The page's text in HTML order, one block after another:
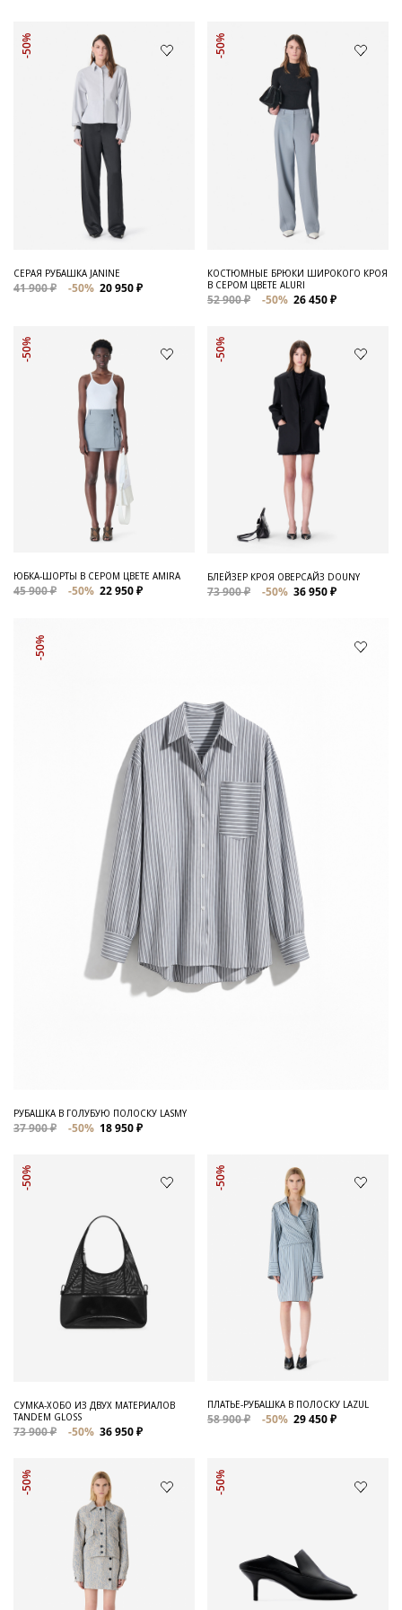
-50%
СЕРАЯ РУБАШКА JANINE
41 900 ₽ -50% 20 950 ₽
-50%
КОСТЮМНЫЕ БРЮКИ ШИРОКОГО КРОЯ
В СЕРОМ ЦВЕТЕ ALURI
52 900 ₽ -50% 26 450 ₽
-50%
ЮБКА-ШОРТЫ В СЕРОМ ЦВЕТЕ AMIRA
45 900 ₽ -50% 22 950 ₽
-50%
БЛЕЙЗЕР КРОЯ ОВЕРСАЙЗ DOUNY
73 900 ₽ -50% 36 950 ₽
-50%
РУБАШКА В ГОЛУБУЮ ПОЛОСКУ LASMY
37 900 ₽ -50% 18 950 ₽
-50%
СУМКА-ХОБО ИЗ ДВУХ МАТЕРИАЛОВ
TANDEM GLOSS
73 900 ₽ -50% 36 950 ₽
-50%
ПЛАТЬЕ-РУБАШКА В ПОЛОСКУ LAZUL
58 900 ₽ -50% 29 450 ₽
-50% -50%